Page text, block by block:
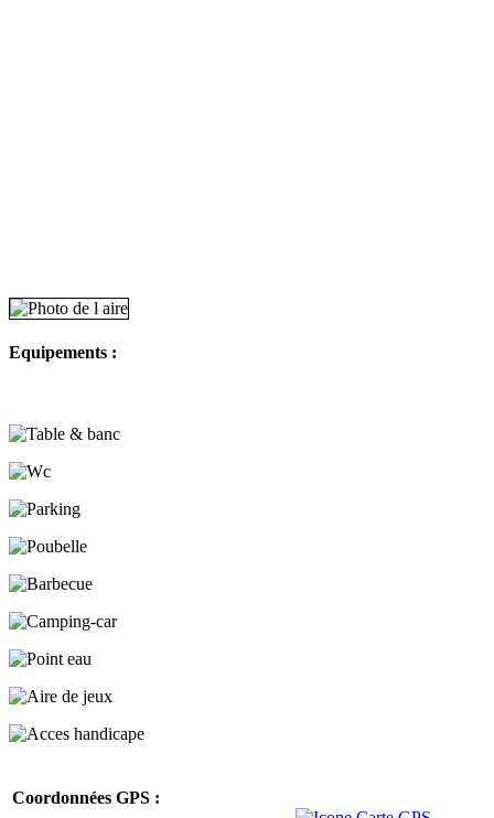
Equipements :
Coordonnées GPS :